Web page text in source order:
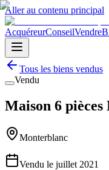
Aller au contenu principal
AcquéreurConseilVendre
Tous les biens vendus
Vendu
Maison 6
Monterblanc
Vendu le juillet 2021